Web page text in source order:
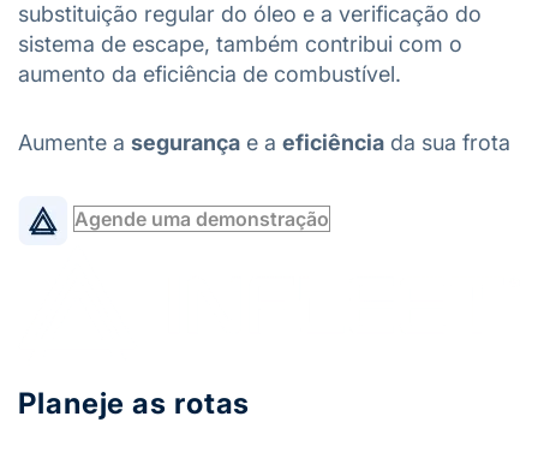
substituição regular do óleo e a verificação do
sistema de escape, também contribui com o
aumento da eficiência de combustível.
Aumente a segurança e a eficiência da sua frota
Agende uma demonstração
Planeje as rotas